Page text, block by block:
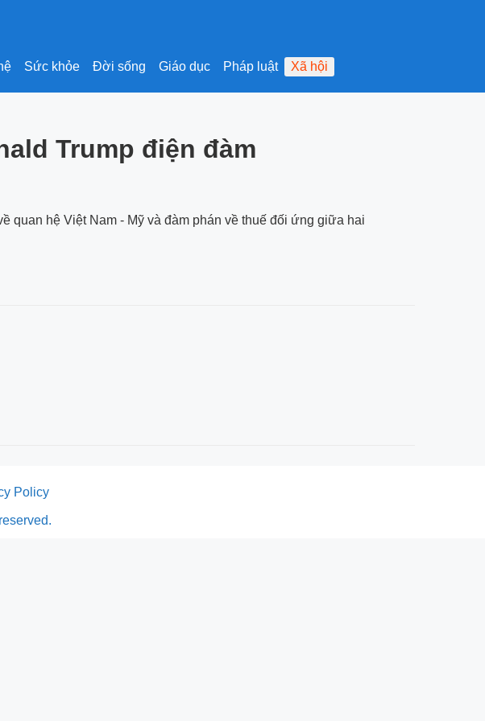
Sức khỏe Đời sống Giáo dục Pháp luật Xã hội
Trump điện đàm
quan hệ Việt Nam - Mỹ và đàm phán về thuế đối ứng giữa hai
Policy